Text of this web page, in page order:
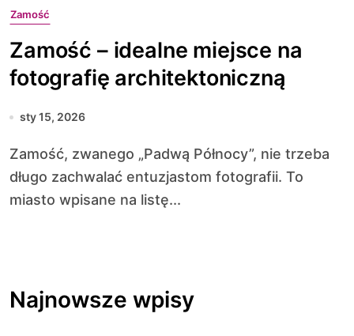
Zamość
Zamość – idealne miejsce na
fotografię architektoniczną
sty 15, 2026
Zamość, zwanego „Padwą Północy”, nie trzeba
długo zachwalać entuzjastom fotografii. To
miasto wpisane na listę...
Najnowsze wpisy